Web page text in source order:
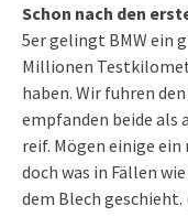
Schon nach den
5er gelingt BMW ein
Millionen
haben. Wir fuhren den
empfanden beide als
reif. Mögen einige
doch was in Fällen
dem Blech